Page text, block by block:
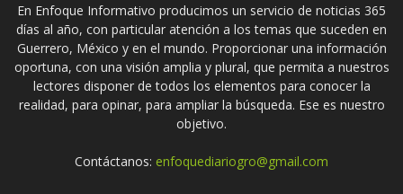
En Enfoque Informativo producimos un servicio de noticias 365
días al año, con particular atención a los temas que suceden en
Guerrero, México y en el mundo. Proporcionar una información
oportuna, con una visión amplia y plural, que permita a nuestros
lectores disponer de todos los elementos para conocer la
realidad, para opinar, para ampliar la búsqueda. Ese es nuestro
objetivo.
Contáctanos: enfoquediariogro@gmail.com